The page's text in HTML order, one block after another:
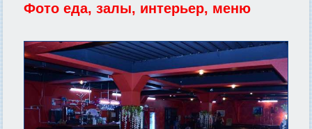
Фото еда, залы, интерьер, меню